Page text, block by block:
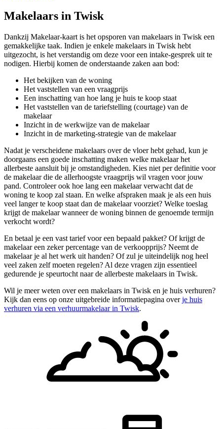
Makelaars in Twisk
Dankzij Makelaar-kaart is het opsporen van makelaars in Twisk een
gemakkelijke taak. Indien je enkele makelaars in Twisk hebt
uitgezocht, is het verstandig om deze voor een intake-gesprek uit te
nodigen. Hierbij komen de onderstaande zaken aan bod:
Het bekijken van de woning
Het vaststellen van een vraagprijs
Een inschatting van hoe lang je huis te koop staat
Het vaststellen van de tariefstelling (courtage) van de
makelaar
Inzicht in de werkwijze van de makelaar
Inzicht in de marketing-strategie van de makelaar
Nadat je verscheidene makelaars over de vloer hebt gehad, kun je
doorgaans een goede inschatting maken welke makelaar het
allerbeste aansluit bij je omstandigheden. Kies niet per definitie voor
de makelaar die de allerhoogste vraagprijs wil vragen voor jouw
pand. Controleer ook hoe lang een makelaar verwacht dat de
woning te koop zal staan. En welke afspraken maak je als een huis
veel langer te koop staat dan de makelaar voorziet? Welke toeslag
krijgt de makelaar wanneer de woning binnen de genoemde termijn
verkocht wordt?
En betaal je een vast tarief voor een bepaald pakket? Of krijgt de
makelaar een zeker percentage van de verkoopprijs? Neemt de
makelaar je al het werk uit handen? Of zul je uiteindelijk nog heel
veel zaken zelf moeten regelen? Al deze vragen zijn essentieel
gedurende je speurtocht naar de allerbeste makelaars in Twisk.
Wil je meer weten over een makelaars in Twisk en je huis verhuren?
Kijk dan eens op onze uitgebreide informatiepagina overje huis
verhuren via een verhuurmakelaar in Twisk.